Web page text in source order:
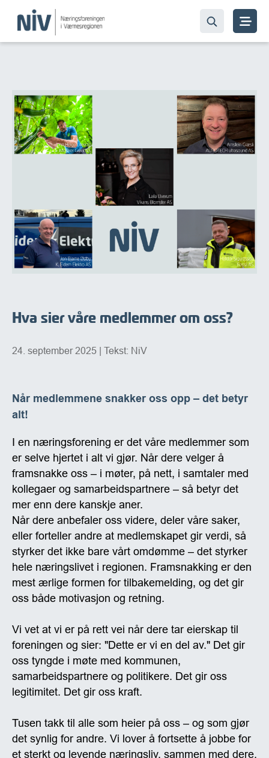
Hva sier våre medlemmer om oss?
24. september 2025 | Tekst: NiV
Når medlemmene snakker oss opp – det betyr
alt!
I en næringsforening er det våre medlemmer som
er selve hjertet i alt vi gjør. Når dere velger å
framsnakke oss – i møter, på nett, i samtaler med
kollegaer og samarbeidspartnere – så betyr det
mer enn dere kanskje aner.
Når dere anbefaler oss videre, deler våre saker,
eller forteller andre at medlemskapet gir verdi, så
styrker det ikke bare vårt omdømme – det styrker
hele næringslivet i regionen. Framsnakking er den
mest ærlige formen for tilbakemelding, og det gir
oss både motivasjon og retning.
Vi vet at vi er på rett vei når dere tar eierskap til
foreningen og sier: "Dette er vi en del av." Det gir
oss tyngde i møte med kommunen,
samarbeidspartnere og politikere. Det gir oss
legitimitet. Det gir oss kraft.
Tusen takk til alle som heier på oss – og som gjør
det synlig for andre. Vi lover å fortsette å jobbe for
et sterkt og levende næringsliv, sammen med dere.